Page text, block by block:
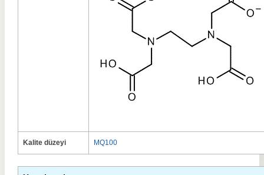
Kalite düzeyi MQ100